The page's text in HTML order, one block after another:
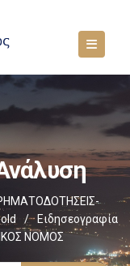
/
Ειδησεογραφία
ΝΟΜΟΣ